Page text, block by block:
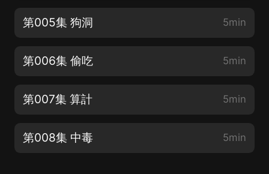
第005集 狗洞 5min
第006集 偷吃 5min
第007集 算計 5min
第008集 中毒 5min